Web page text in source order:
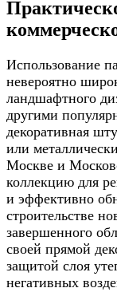
Использование
невероятно
ландшафтного
другими
декоративная
или
Москве и
коллекцию для
и эффективно
строительстве
завершенного
своей прямой
защитой слоя
негативных